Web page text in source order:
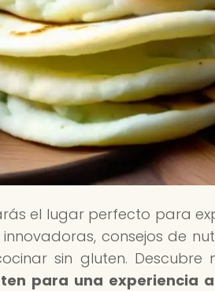
el lugar perfecto para
consejos de
sin gluten. Descubre
para una experiencia